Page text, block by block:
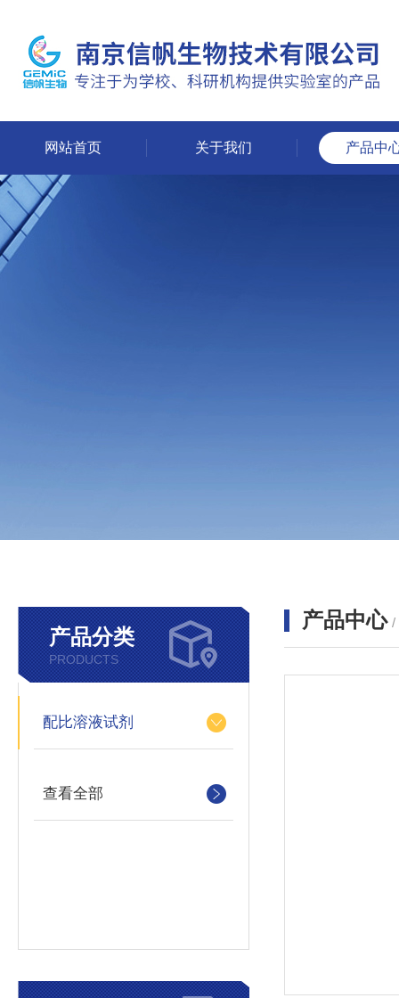
网站首页 关于我们 产品中
产品分类
PRODUCTS
配比溶液试剂
查看全部
产品中心 /